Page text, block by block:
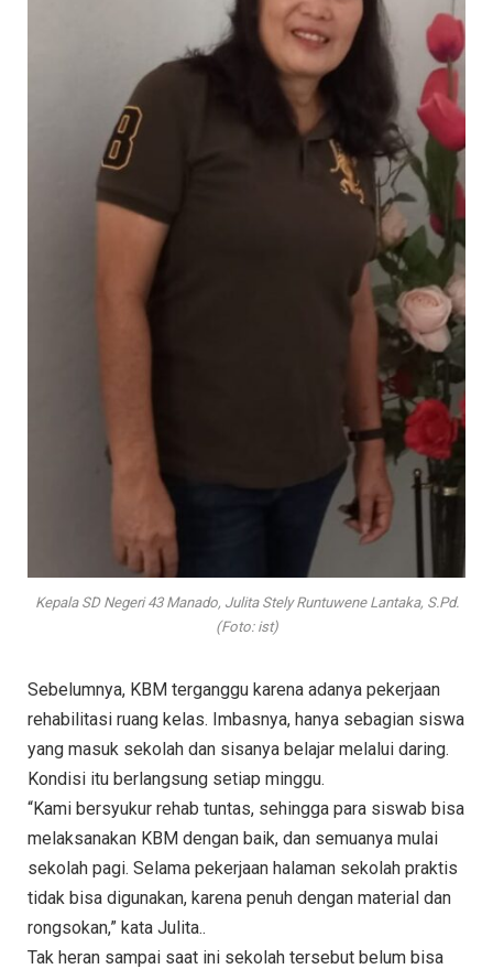
Kepala SD Negeri 43 Manado, Julita Stely Runtuwene Lantaka, S.Pd.
(Foto: ist)
Sebelumnya, KBM terganggu karena adanya pekerjaan
rehabilitasi ruang kelas. Imbasnya, hanya sebagian siswa
yang masuk sekolah dan sisanya belajar melalui daring.
Kondisi itu berlangsung setiap minggu.
“Kami bersyukur rehab tuntas, sehingga para siswab bisa
melaksanakan KBM dengan baik, dan semuanya mulai
sekolah pagi. Selama pekerjaan halaman sekolah praktis
tidak bisa digunakan, karena penuh dengan material dan
rongsokan,” kata Julita..
Tak heran sampai saat ini sekolah tersebut belum bisa